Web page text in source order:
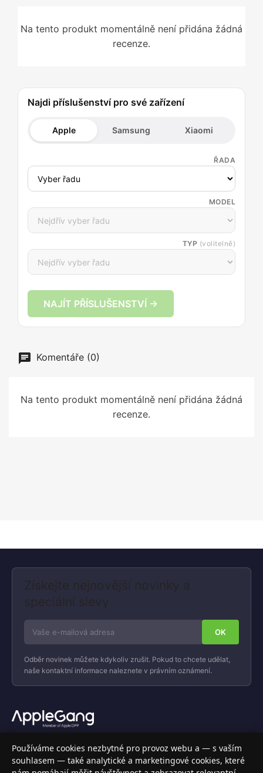
Na tento produkt momentálně není přidána žádná
recenze.
Najdi příslušenství pro své zařízení
Apple Samsung Xiaomi
ŘADA
MODEL
TYP (volitelně)
NAJÍT PŘÍSLUŠENSTVÍ →
Komentáře (0)
Na tento produkt momentálně není přidána žádná
recenze.
Získejte nejnovější novinky a
speciální slevy
Odběr novinek můžete kdykoliv zrušit. Pokud to chcete udělat,
naše kontaktní informace naleznete v právním oznámení.
Váš specializovaný obchod s Apple produkty, příslušenstvím a
elektronikou. Nakupujte bezpečně a s jistotou.
Používáme cookies nezbytné pro provoz webu a — s vaším
souhlasem — také analytické a marketingové cookies, které